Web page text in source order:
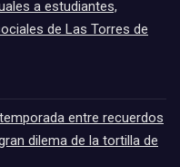
a estudiantes,
de Las Torres de
entre recuerdos
dilema de la tortilla de